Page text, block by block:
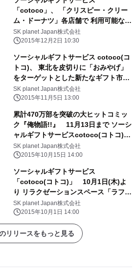
「cotoco」、 「クリスピー・クリー
ム・ドーナツ」各店舗で 利用可能なギ
フトチケットを提供開始
SK planet Japan株式会社
2015年12月2日 10:30
ソーシャルギフトサービス cotoco(コ
トコ)、 東北を皮切りに「おみやげ」
をターゲットとした新たなギフト市場
を開拓 11月5日(木)より「配送ギフ
ト」を追加
SK planet Japan株式会社
2015年11月5日 13:00
累計470万部を突破の大ヒットコミッ
ク『俺物語!!』 11月13日まで ソーシ
ャルギフトサービスcotoco(コトコ)で
キャンペーン実施中
SK planet Japan株式会社
2015年10月15日 14:00
ソーシャルギフトサービス
「cotoco(コトコ)」 10月1日(木)よ
り リラクゼーションスペース「ラフィ
ネ」のギフトチケットを取り扱い開始
SK planet Japan株式会社
2015年10月1日 14:00
リリースをもっと見る